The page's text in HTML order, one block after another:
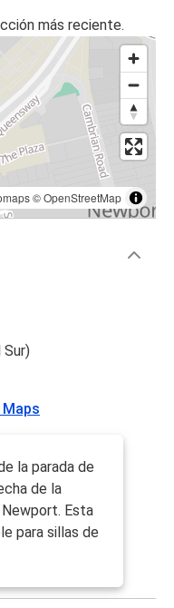
más reciente.
©OpenStreetMap
la parada de
de la
Esta
para sillas de